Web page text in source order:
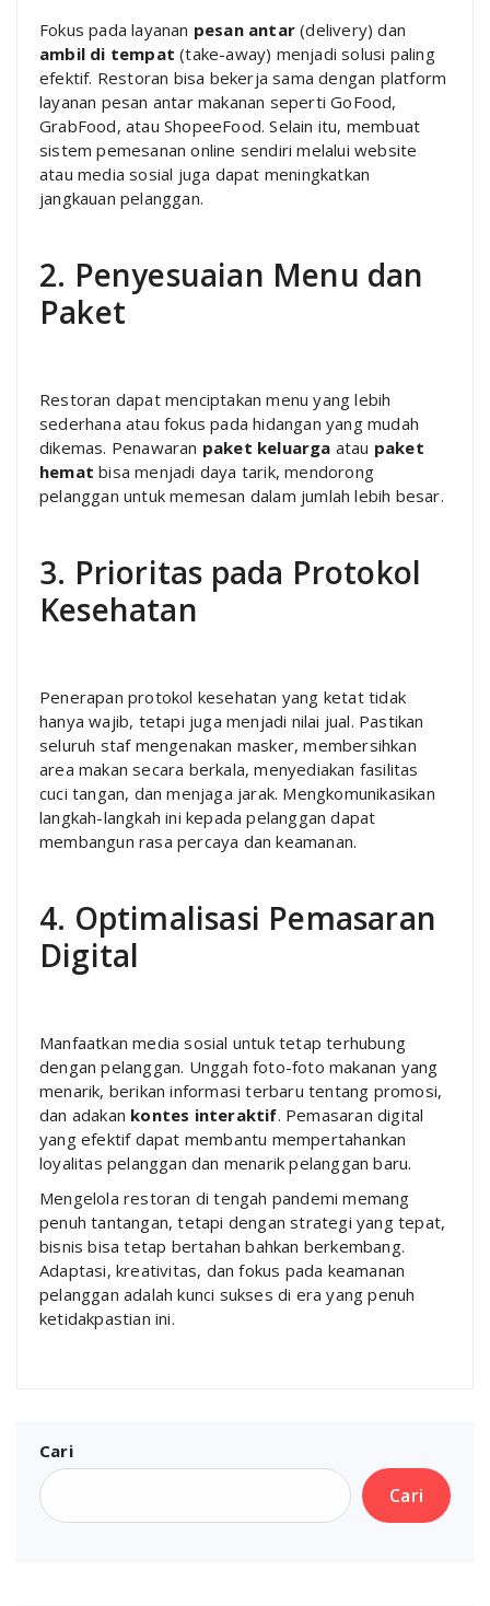
Fokus pada layanan pesan antar (delivery) dan
ambil di tempat (take-away) menjadi solusi paling
efektif. Restoran bisa bekerja sama dengan platform
layanan pesan antar makanan seperti GoFood,
GrabFood, atau ShopeeFood. Selain itu, membuat
sistem pemesanan online sendiri melalui website
atau media sosial juga dapat meningkatkan
jangkauan pelanggan.
2. Penyesuaian Menu dan
Paket
Restoran dapat menciptakan menu yang lebih
sederhana atau fokus pada hidangan yang mudah
dikemas. Penawaran paket keluarga atau paket
hemat bisa menjadi daya tarik, mendorong
pelanggan untuk memesan dalam jumlah lebih besar.
3. Prioritas pada Protokol
Kesehatan
Penerapan protokol kesehatan yang ketat tidak
hanya wajib, tetapi juga menjadi nilai jual. Pastikan
seluruh staf mengenakan masker, membersihkan
area makan secara berkala, menyediakan fasilitas
cuci tangan, dan menjaga jarak. Mengkomunikasikan
langkah-langkah ini kepada pelanggan dapat
membangun rasa percaya dan keamanan.
4. Optimalisasi Pemasaran
Digital
Manfaatkan media sosial untuk tetap terhubung
dengan pelanggan. Unggah foto-foto makanan yang
menarik, berikan informasi terbaru tentang promosi,
dan adakan kontes interaktif. Pemasaran digital
yang efektif dapat membantu mempertahankan
loyalitas pelanggan dan menarik pelanggan baru.
Mengelola restoran di tengah pandemi memang
penuh tantangan, tetapi dengan strategi yang tepat,
bisnis bisa tetap bertahan bahkan berkembang.
Adaptasi, kreativitas, dan fokus pada keamanan
pelanggan adalah kunci sukses di era yang penuh
ketidakpastian ini.
Cari
Cari